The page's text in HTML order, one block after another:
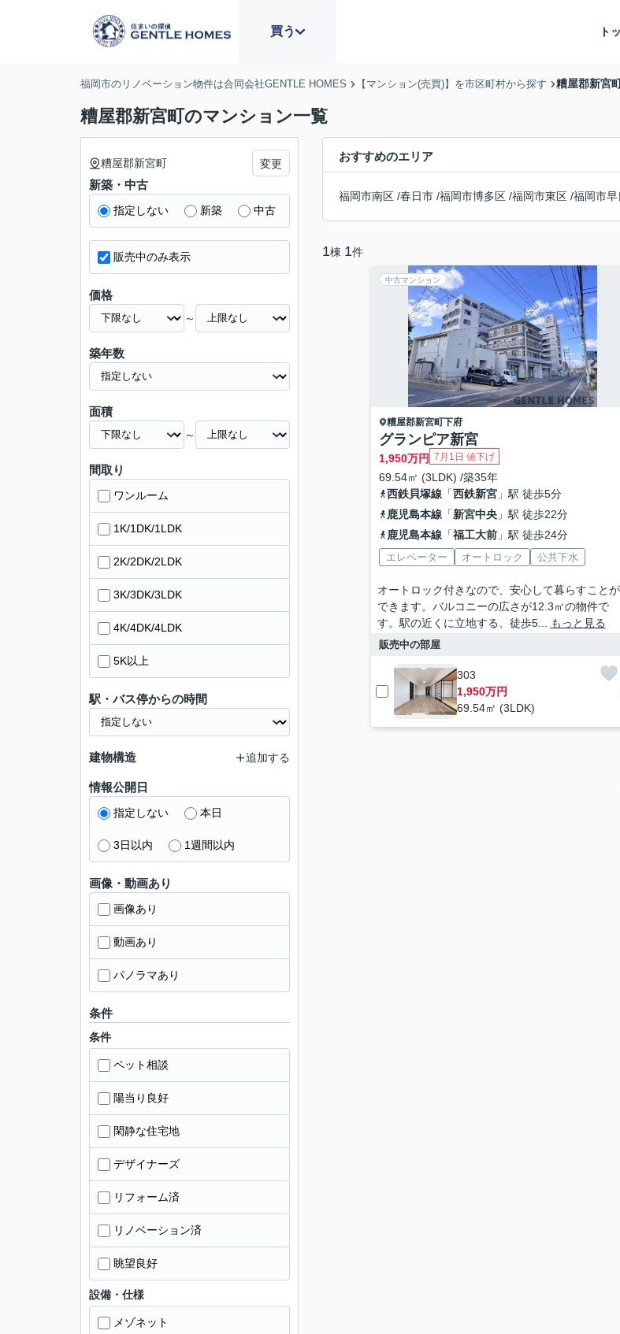
買う ト
福岡市のリノベーション物件は合同会社GENTLE HOMES 【マンション(売買)】を市区町村から探す 糟屋郡新宮
糟屋郡新宮町のマンション一覧
おすすめのエリア
福岡市南区 /春日市 /福岡市博多区 /福岡市東区 /福岡市早
1棟 1件
中古マンション
糟屋郡新宮町下府
グランピア新宮
1,950万円 7月1日 値下げ
69.54㎡ (3LDK) /築35年
西鉄貝塚線「西鉄新宮」駅 徒歩5分
鹿児島本線「新宮中央」駅 徒歩22分
鹿児島本線「福工大前」駅 徒歩24分
エレベーター オートロック 公共下水
オートロック付きなので、安心して暮らすことが
できます。バルコニーの広さが12.3㎡の物件で
す。駅の近くに立地する、徒歩5...
もっと見る
販売中の部屋
303
1,950万円
69.54㎡ (3LDK)
糟屋郡新宮町 変更
新築・中古
指定しない 新築 中古
販売中のみ表示
価格
～
築年数
面積
～
間取り
ワンルーム
1K/1DK/1LDK
2K/2DK/2LDK
3K/3DK/3LDK
4K/4DK/4LDK
5K以上
駅・バス停からの時間
建物構造 追加する
情報公開日
指定しない 本日
3日以内 1週間以内
画像・動画あり
画像あり
動画あり
パノラマあり
条件
条件
ペット相談
陽当り良好
閑静な住宅地
デザイナーズ
リフォーム済
リノベーション済
眺望良好
設備・仕様
メゾネット